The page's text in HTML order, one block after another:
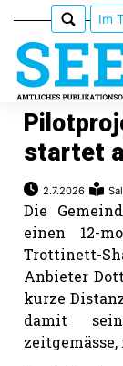
Veranstaltungen
Erlebnisführer
App
Im
startet
2.7.2026
Die
einen 12-
Trottinett-
Anbieter
kurze
damit
zeitgemässe,